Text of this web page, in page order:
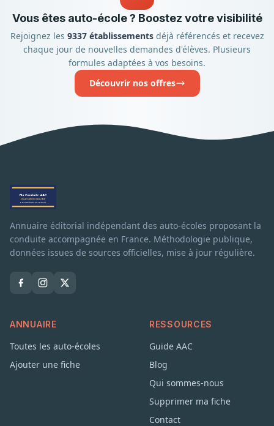
Vous êtes auto-école ? Boostez votre visibilité
Rejoignez les 9337 établissementsdéjà référencés et recevez
chaque jour de nouvelles demandes d'élèves. Plusieurs
formules adaptées à vos besoins.
Découvrir nos offres
Annuaire éditorial indépendant des auto-écoles proposant la
conduite accompagnée en France. Méthodologie publique,
données issues de sources officielles, mise à jour régulière.
ANNUAIRE
Toutes les auto-écoles
Ajouter une fiche
RESSOURCES
Guide AAC
Blog
Qui sommes-nous
Supprimer ma fiche
Contact